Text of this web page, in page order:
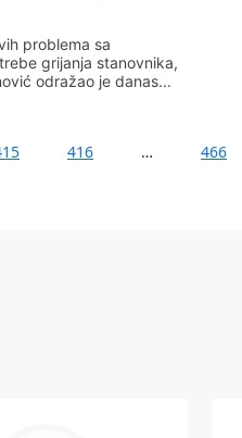
problema sa
grijanja stanovnika,
odražao je danas...
416 … 466